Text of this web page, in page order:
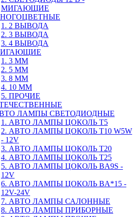
МИГАЮЩИЕ
1. 2 ВЫВОДА
2. 3 ВЫВОДА
3. 4 ВЫВОДА
1. 3 ММ
2. 5 ММ
3. 8 ММ
4. 10 ММ
5. ПРОЧИЕ
ЛАМПЫ СВЕТОДИОДНЫЕ
1. АВТО ЛАМПЫ ЦОКОЛЬ T5
2. АВТО ЛАМПЫ ЦОКОЛЬ T10 W5W
- 12V
3. АВТО ЛАМПЫ ЦОКОЛЬ T20
4. АВТО ЛАМПЫ ЦОКОЛЬ T25
5. АВТО ЛАМПЫ ЦОКОЛЬ BA9S -
12V
6. АВТО ЛАМПЫ ЦОКОЛЬ BA*15 -
12V-24V
7. АВТО ЛАМПЫ САЛОННЫЕ
8. АВТО ЛАМПЫ ПРИБОРНЫЕ